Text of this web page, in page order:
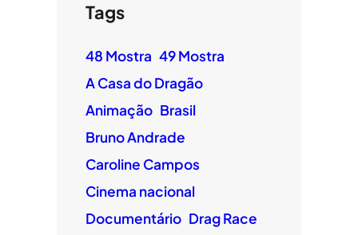
Tags
48 Mostra 49 Mostra
A Casa do Dragão
Animação Brasil
Bruno Andrade
Caroline Campos
Cinema nacional
Documentário Drag Race